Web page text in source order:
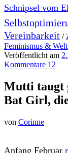
Schnipsel vom
Vereinbarkeit /
Feminismus &
Veröffentlicht am
Kommentare 12
Mutti taugt
Bat Girl,
von Corinne
Anfang Februar